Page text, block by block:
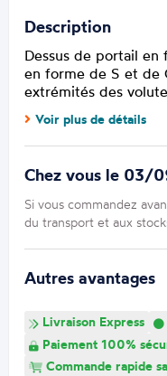
Description
Dessus de portail
en forme de S et de
extrémités des
Voir plus de détails
Chez vous le 03/
Si vous commandez
du transport et aux
Autres avantages
Livraison Express
Paiement 100%
Commande rapide